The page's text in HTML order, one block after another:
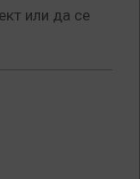
или да се